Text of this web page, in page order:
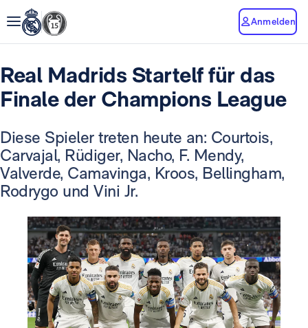
Anmelden
Real Madrids Startelf für das
Finale der Champions League
Diese Spieler treten heute an: Courtois,
Carvajal, Rüdiger, Nacho, F. Mendy,
Valverde, Camavinga, Kroos, Bellingham,
Rodrygo und Vini Jr.